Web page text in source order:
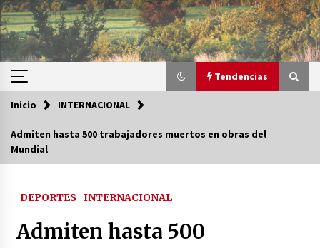
Tendencias
Tendencias
Héctor Díaz-Polanco renuncia a la presidencia
de Morena en la CDMX
Inicio INTERNACIONAL
Admiten hasta 500 trabajadores muertos en obras del
Mundial
DEPORTES INTERNACIONAL
Admiten hasta 500